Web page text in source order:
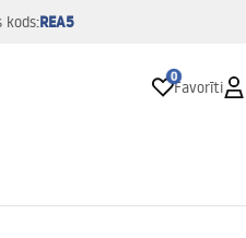
kods:REA5
0
Favorīti